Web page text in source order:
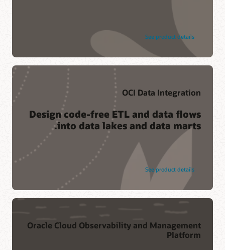
See product details
OCI Data Integration
Design code-free ETL and data flows
into data lakes and data marts.
See product details
Oracle Cloud Observability and Management
Platform